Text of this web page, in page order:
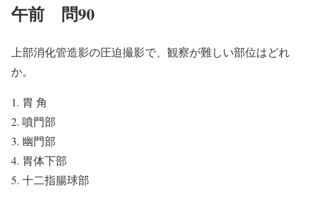
午前 問90
上部消化管造影の圧迫撮影で、観察が難しい部位はどれ
か。
胃 角
噴門部
幽門部
胃体下部
十二指腸球部